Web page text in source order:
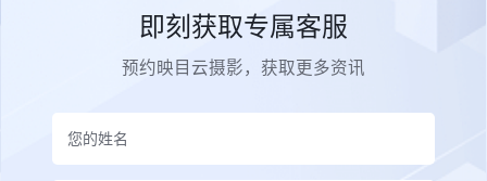
即刻获取专属客服
预约映目云摄影，获取更多资讯